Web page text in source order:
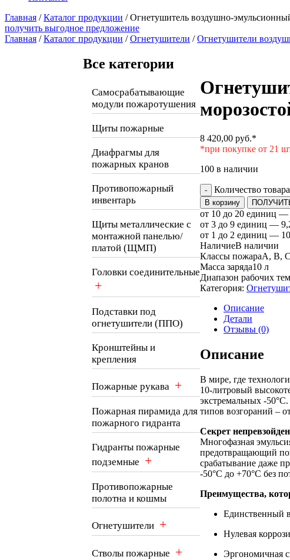
Главная /Каталог продукции /Огнетушитель воздушно-
получить выгодное предложение
Главная /Каталог продукции /Огнетушители /Огнетушители
Все категории
Самосрабатывающие
модули пожаротушения
Щиты пожарные
Диафрагмы для
пожарных кранов
Противопожарный
инвентарь
Щиты металлические с
монтажной панелью/
платой (ЩМП)
Головки соединительные
+
Подставки под
огнетушители (ППО)
Кронштейны и
крепления
Пожарные рукава +
Пожарная пирамида для
пожарного гидранта
Гидранты пожарные
подземные +
Противопожарные
полотна и кошмы
Огнетушители +
Стволы пожарные +
8 420,00 руб.*
*при покупке от 21
100 в наличии
- Количество
В корзину
от 10 до 20 единиц —
от 3 до 9 единиц —
от 1 до 2 единиц —
НаличиеВ наличии
Классы пожараA, B,
Масса заряда10 л
Диапазон рабочих
Категория:
Описание
Детали
Отзывы (0)
Описание
В мире, где
10-литровый
экстремальных -
типов возгораний –
Секрет
Многофазная
предотвращающий
срабатывание даже
-50°С до +70°С без
Преимущества,
Единственный
Нулевая
Эргономичная